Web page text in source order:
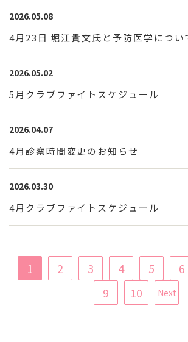
2026.05.08
4月23日 堀江貴文氏と予防医学につい
2026.05.02
5月クラブファイトスケジュール
2026.04.07
4月診察時間変更のお知らせ
2026.03.30
4月クラブファイトスケジュール
1 2 3 4 5 6
9
10 Next